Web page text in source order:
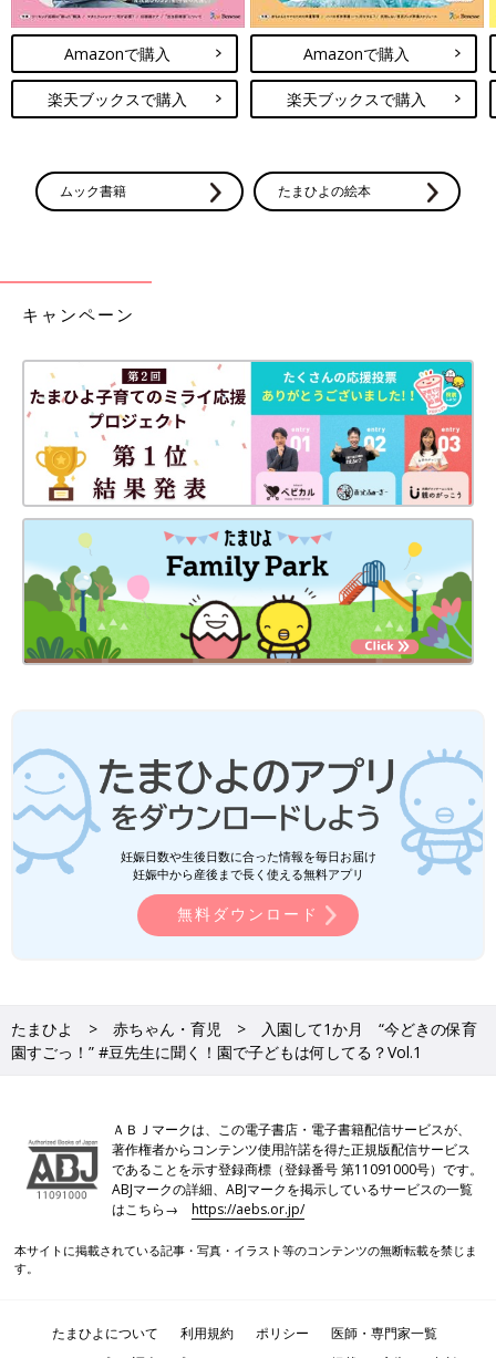
先生保護者と保育園が子どもの成長を共有できたら、真に子育
てのパートナーという関係が作れるかもしれませんね。
田中なるほど、奥深い！ 先生、次回もさらに詳しく教えてく
先生次回は福井の保育園での「お散歩」の様子を実際のドキュ
メンテーションから見ていきましょう。子どもの発想力にきっと
取材・文/田中あすか、たまひよONLINE編集部
●記事の内容は2026年4月の情報であり、現在と異なる場合があ
「豆先生に聞く！園で子どもは何してる？」記
事一覧はこちら
一覧
次の話
70歳差の親友!? 1歳児
のお散歩感動物語！～
る？Vol.2～
Amazonで購入
楽天ブックスで購入
Amazonで購入
楽天ブックスで購入
ムック書籍 たまひよの絵本
キャンペーン
妊娠日数や生後日数に合った情報を毎日お届け
妊娠中から産後まで長く使える無料アプリ
無料ダウンロード
たまひよ 赤ちゃん・育児
入園して1か月 “今どきの保育
園すごっ！” #豆先生に聞く！園で子どもは何してる？Vol.1
ＡＢＪマークは、この電子書店・電子書籍配信サービスが、
著作権者からコンテンツ使用許諾を得た正規版配信サービス
であることを示す登録商標（登録番号 第11091000号）です。
ABJマークの詳細、ABJマークを掲示しているサービスの一覧
はこちら→https://aebs.or.jp/
本サイトに掲載されている記事・写真・イラスト等のコンテンツの無断転載を禁じま
す。
たまひよについて 利用規約 ポリシー
医師・専門家一覧